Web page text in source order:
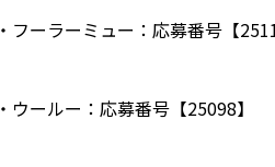
・フーラーミュー：応募番号【
・ウールー：応募番号【25098】